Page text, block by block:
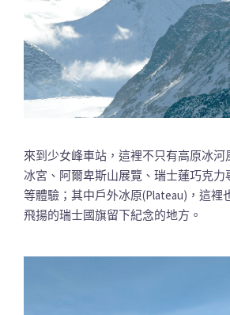
來到少女峰車站，這裡不只有高原冰河
冰宮、阿爾卑斯山展覽、瑞士蓮巧克力
等體驗；其中戶外冰原(Plateau)，這裡
飛揚的瑞士國旗留下紀念的地方。